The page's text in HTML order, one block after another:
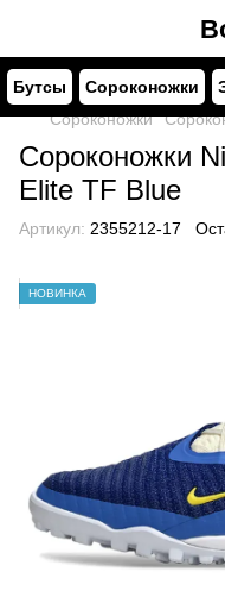
Бутсы Сороконожки
Сороконожки
Сороконожки
Elite TF Blue
Артикул: 2355212-17
НОВИНКА